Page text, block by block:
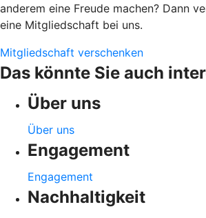
anderem eine Freude machen? Dann
eine Mitgliedschaft bei uns.
Mitgliedschaft verschenken
Das könnte Sie auch
Über uns
Über uns
Engagement
Engagement
Nachhaltigkeit